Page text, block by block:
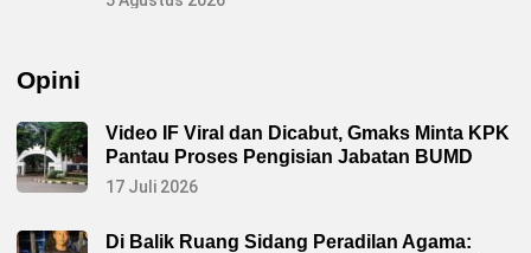
Opini
Video IF Viral dan Dicabut, Gmaks Minta KPK
Pantau Proses Pengisian Jabatan BUMD
17 Juli 2026
Di Balik Ruang Sidang Peradilan Agama: